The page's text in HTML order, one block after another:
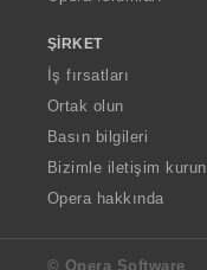
ŞIRKET
İş fırsatları
Ortak olun
Basın bilgileri
Bizimle iletişim kurun
Opera hakkında
© Opera Software